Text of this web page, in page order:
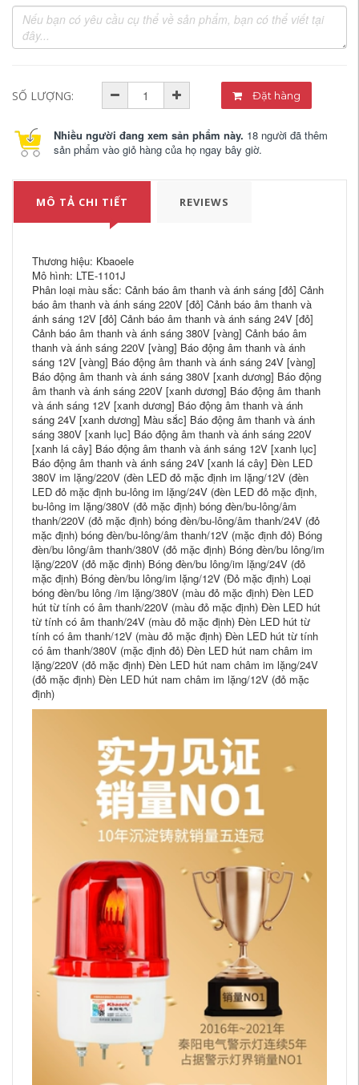
SỐ LƯỢNG: Đặt hàng
Nhiều người đang xem sản phẩm này. 18 người đã thêm
sản phẩm vào giỏ hàng của họ ngay bây giờ.
MÔ TẢ CHI TIẾT REVIEWS
Thương hiệu: Kbaoele
Mô hình: LTE-1101J
Phân loại màu sắc: Cảnh báo âm thanh và ánh sáng [đỏ] Cảnh
báo âm thanh và ánh sáng 220V [đỏ] Cảnh báo âm thanh và
ánh sáng 12V [đỏ] Cảnh báo âm thanh và ánh sáng 24V [đỏ]
Cảnh báo âm thanh và ánh sáng 380V [vàng] Cảnh báo âm
thanh và ánh sáng 220V [vàng] Báo động âm thanh và ánh
sáng 12V [vàng] Báo động âm thanh và ánh sáng 24V [vàng]
Báo động âm thanh và ánh sáng 380V [xanh dương] Báo động
âm thanh và ánh sáng 220V [xanh dương] Báo động âm thanh
và ánh sáng 12V [xanh dương] Báo động âm thanh và ánh
sáng 24V [xanh dương] Màu sắc] Báo động âm thanh và ánh
sáng 380V [xanh lục] Báo động âm thanh và ánh sáng 220V
[xanh lá cây] Báo động âm thanh và ánh sáng 12V [xanh lục]
Báo động âm thanh và ánh sáng 24V [xanh lá cây] Đèn LED
380V im lặng/220V (đèn LED đỏ mặc định im lặng/12V (đèn
LED đỏ mặc định bu-lông im lặng/24V (đèn LED đỏ mặc định,
bu-lông im lặng/380V (đỏ mặc định) bóng đèn/bu-lông/âm
thanh/220V (đỏ mặc định) bóng đèn/bu-lông/âm thanh/24V (đỏ
mặc định) bóng đèn/bu-lông/âm thanh/12V (mặc định đỏ) Bóng
đèn/bu lông/âm thanh/380V (đỏ mặc định) Bóng đèn/bu lông/im
lặng/220V (đỏ mặc định) Bóng đèn/bu lông/im lặng/24V (đỏ
mặc định) Bóng đèn/bu lông/im lặng/12V (Đỏ mặc định) Loại
bóng đèn/bu lông /im lặng/380V (màu đỏ mặc định) Đèn LED
hút từ tính có âm thanh/220V (màu đỏ mặc định) Đèn LED hút
từ tính có âm thanh/24V (màu đỏ mặc định) Đèn LED hút từ
tính có âm thanh/12V (màu đỏ mặc định) Đèn LED hút từ tính
có âm thanh/380V (mặc định đỏ) Đèn LED hút nam châm im
lặng/220V (đỏ mặc định) Đèn LED hút nam châm im lặng/24V
(đỏ mặc định) Đèn LED hút nam châm im lặng/12V (đỏ mặc
định)